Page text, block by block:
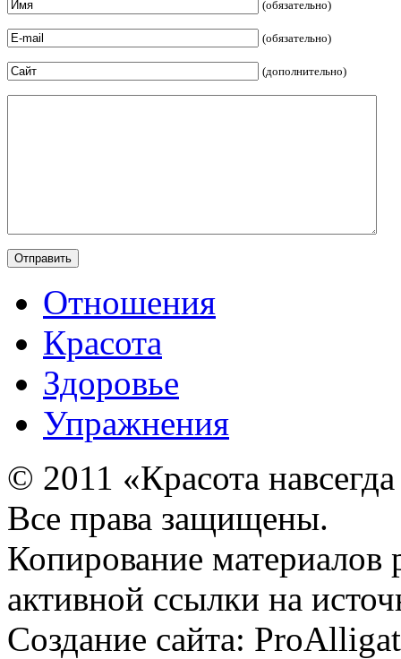
(обязательно)
(обязательно)
(дополнительно)
Отношения
Красота
Здоровье
Упражнения
© 2011 «Красота
Все права защищены.
Копирование материалов
активной ссылки на
Создание сайта: